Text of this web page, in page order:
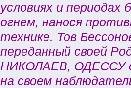
условиях и периодах
огнем, нанося
технике. Тов
переданный своей
НИКОЛАЕВ, ОДЕССУ
на своем